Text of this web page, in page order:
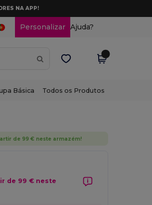
NA APP!
Personalizar Ajuda?
Básica Todos os Produtos
de 99 € neste armazém!
de 99 € neste